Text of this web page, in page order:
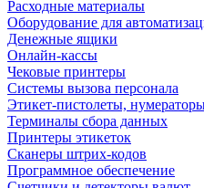
Расходные материалы
Оборудование для
Денежные ящики
Онлайн-кассы
Чековые принтеры
Системы вызова персонала
Этикет-пистолеты,
Терминалы сбора данных
Принтеры этикеток
Сканеры штрих-кодов
Программное обеспечение